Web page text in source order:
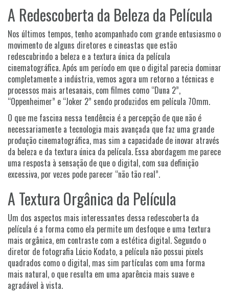
A Redescoberta da Beleza da Película
Nos últimos tempos, tenho acompanhado com grande entusiasmo o
movimento de alguns diretores e cineastas que estão
redescubrindo a beleza e a textura única da película
cinematográfica. Após um período em que o digital parecia dominar
completamente a indústria, vemos agora um retorno a técnicas e
processos mais artesanais, com filmes como “Duna 2”,
“Oppenheimer” e “Joker 2” sendo produzidos em película 70mm.
O que me fascina nessa tendência é a percepção de que não é
necessariamente a tecnologia mais avançada que faz uma grande
produção cinematográfica, mas sim a capacidade de inovar através
da beleza e da textura única da película. Essa abordagem me parece
uma resposta à sensação de que o digital, com sua definição
excessiva, por vezes pode parecer “não tão real”.
A Textura Orgânica da Película
Um dos aspectos mais interessantes dessa redescoberta da
película é a forma como ela permite um desfoque e uma textura
mais orgânica, em contraste com a estética digital. Segundo o
diretor de fotografia Lúcio Kodato, a película não possui pixels
quadrados como o digital, mas sim partículas com uma forma
mais natural, o que resulta em uma aparência mais suave e
agradável à vista.